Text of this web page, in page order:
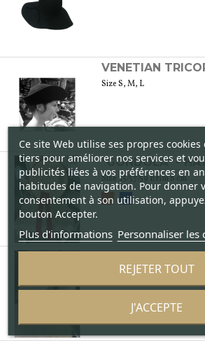
Size S, M, L
Size 55/57/59 Brim 8 cm
Size: 55/56/57/59 Brim 8 cm
Ce site Web utilise ses propres cookies
tiers pour améliorer nos services et
publicités liées à vos préférences en
habitudes de navigation. Pour donner
consentement à son utilisation,
bouton Accepter.
Plus d'informations Personnaliser les
REJETER TOUT
J'ACCEPTE